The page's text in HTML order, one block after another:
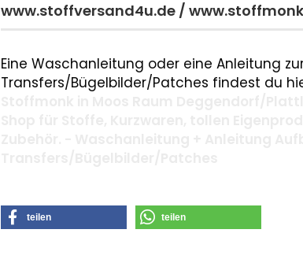
www.stoffversand4u.de /
Eine Waschanleitung oder eine Anleitung
Transfers/Bügelbilder/Patches findest du
teilen teilen